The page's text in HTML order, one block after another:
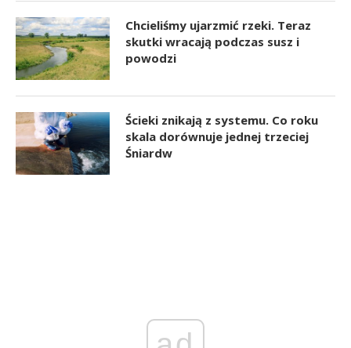
Chcieliśmy ujarzmić rzeki. Teraz
skutki wracają podczas susz i
powodzi
Ścieki znikają z systemu. Co roku
skala dorównuje jednej trzeciej
Śniardw